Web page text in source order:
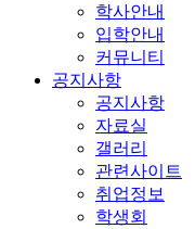
학사안내
입학안내
커뮤니티
공지사항
공지사항
자료실
갤러리
관련사이트
취업정보
학생회